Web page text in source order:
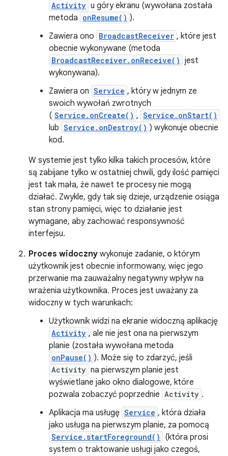
Activity u góry ekranu (wywołana została
metoda onResume() ).
Zawiera ono BroadcastReceiver , które jest
obecnie wykonywane (metoda
BroadcastReceiver.onReceive() jest
wykonywana).
Zawiera on Service , który w jednym ze
swoich wywołań zwrotnych
( Service.onCreate() , Service.onStart()
lub Service.onDestroy() ) wykonuje obecnie
kod.
W systemie jest tylko kilka takich procesów, które
są zabijane tylko w ostatniej chwili, gdy ilość pamięci
jest tak mała, że nawet te procesy nie mogą
działać. Zwykle, gdy tak się dzieje, urządzenie osiąga
stan strony pamięci, więc to działanie jest
wymagane, aby zachować responsywność
interfejsu.
Proces widoczny wykonuje zadanie, o którym
użytkownik jest obecnie informowany, więc jego
przerwanie ma zauważalny negatywny wpływ na
wrażenia użytkownika. Proces jest uważany za
widoczny w tych warunkach:
Użytkownik widzi na ekranie widoczną aplikację
Activity , ale nie jest ona na pierwszym
planie (została wywołana metoda
onPause() ). Może się to zdarzyć, jeśli
Activity na pierwszym planie jest
wyświetlane jako okno dialogowe, które
pozwala zobaczyć poprzednie Activity .
Aplikacja ma usługę Service , która działa
jako usługa na pierwszym planie, za pomocą
Service.startForeground()
(która prosi
system o traktowanie usługi jako czegoś,